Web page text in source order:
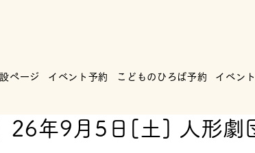
ページ イベント予約 こどものひろば予約 イベン
26年9月5日[土] 人形劇